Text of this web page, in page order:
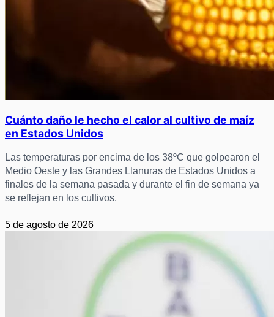
Cuánto daño le hecho el calor al cultivo de maíz
en Estados Unidos
Las temperaturas por encima de los 38ºC que golpearon el
Medio Oeste y las Grandes Llanuras de Estados Unidos a
finales de la semana pasada y durante el fin de semana ya
se reflejan en los cultivos.
5 de agosto de 2026